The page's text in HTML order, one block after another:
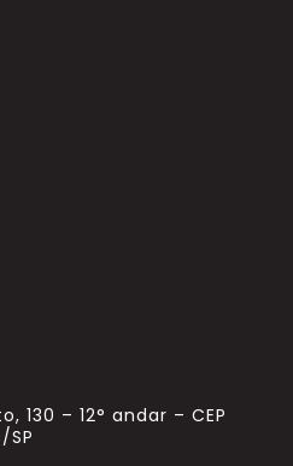
130 – 12° andar – CEP
SP